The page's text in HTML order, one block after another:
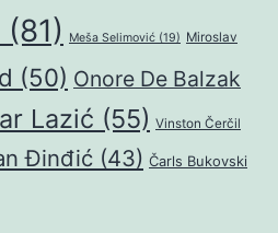
(81) Meša Selimović (19) Miroslav
(50) Onore De Balzak
Lazić (55) Vinston Čerčil
Đinđić (43) Čarls Bukovski